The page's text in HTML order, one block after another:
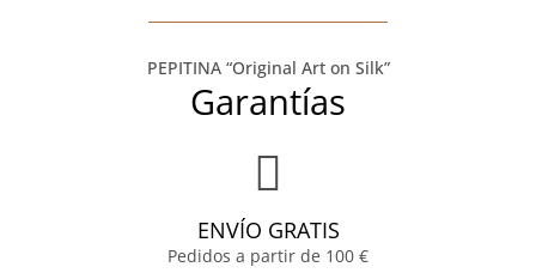
PEPITINA “Original Art on Silk”
Garantías
ENVÍO GRATIS
Pedidos a partir de 100 €